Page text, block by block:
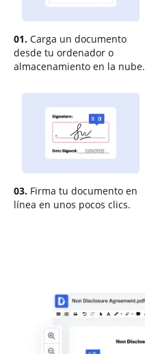
01. Carga un documento
desde tu ordenador o
almacenamiento en la nube.
03. Firma tu documento en
línea en unos pocos clics.